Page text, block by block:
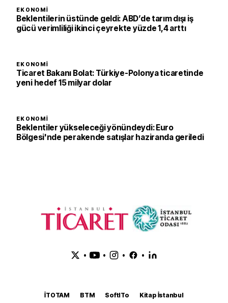
EKONOMI
Beklentilerin üstünde geldi: ABD’de tarım dışı iş
gücü verimliliği ikinci çeyrekte yüzde 1,4 arttı
EKONOMI
Ticaret Bakanı Bolat: Türkiye-Polonya ticaretinde
yeni hedef 15 milyar dolar
EKONOMI
Beklentiler yükseleceği yönündeydi: Euro
Bölgesi'nde perakende satışlar haziranda geriledi
• • • •
İTOTAM BTM SoftITo
Kitap İstanbul